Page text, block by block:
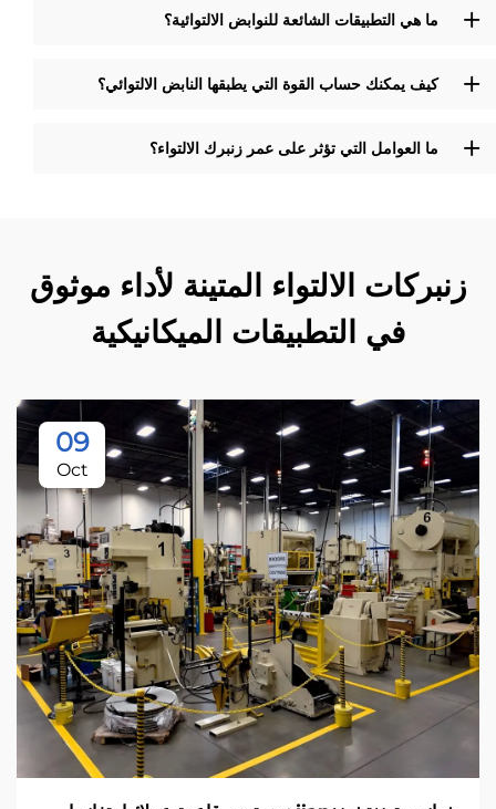
ما هي التطبيقات الشائعة للنوابض الالتوائية؟
كيف يمكنك حساب القوة التي يطبقها النابض الالتوائي؟
ما العوامل التي تؤثر على عمر زنبرك الالتواء؟
زنبركات الالتواء المتينة لأداء موثوق
في التطبيقات الميكانيكية
09
Oct